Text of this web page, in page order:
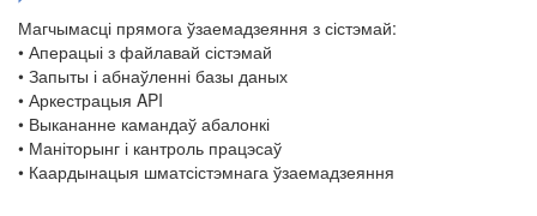
Магчымасці прямога ўзаемадзеяння з сістэмай:
• Аперацыі з файлавай сістэмай
• Запыты і абнаўленні базы даных
• Аркестрацыя API
• Выкананне камандаў абалонкі
• Маніторынг і кантроль працэсаў
• Каардынацыя шматсістэмнага ўзаемадзеяння